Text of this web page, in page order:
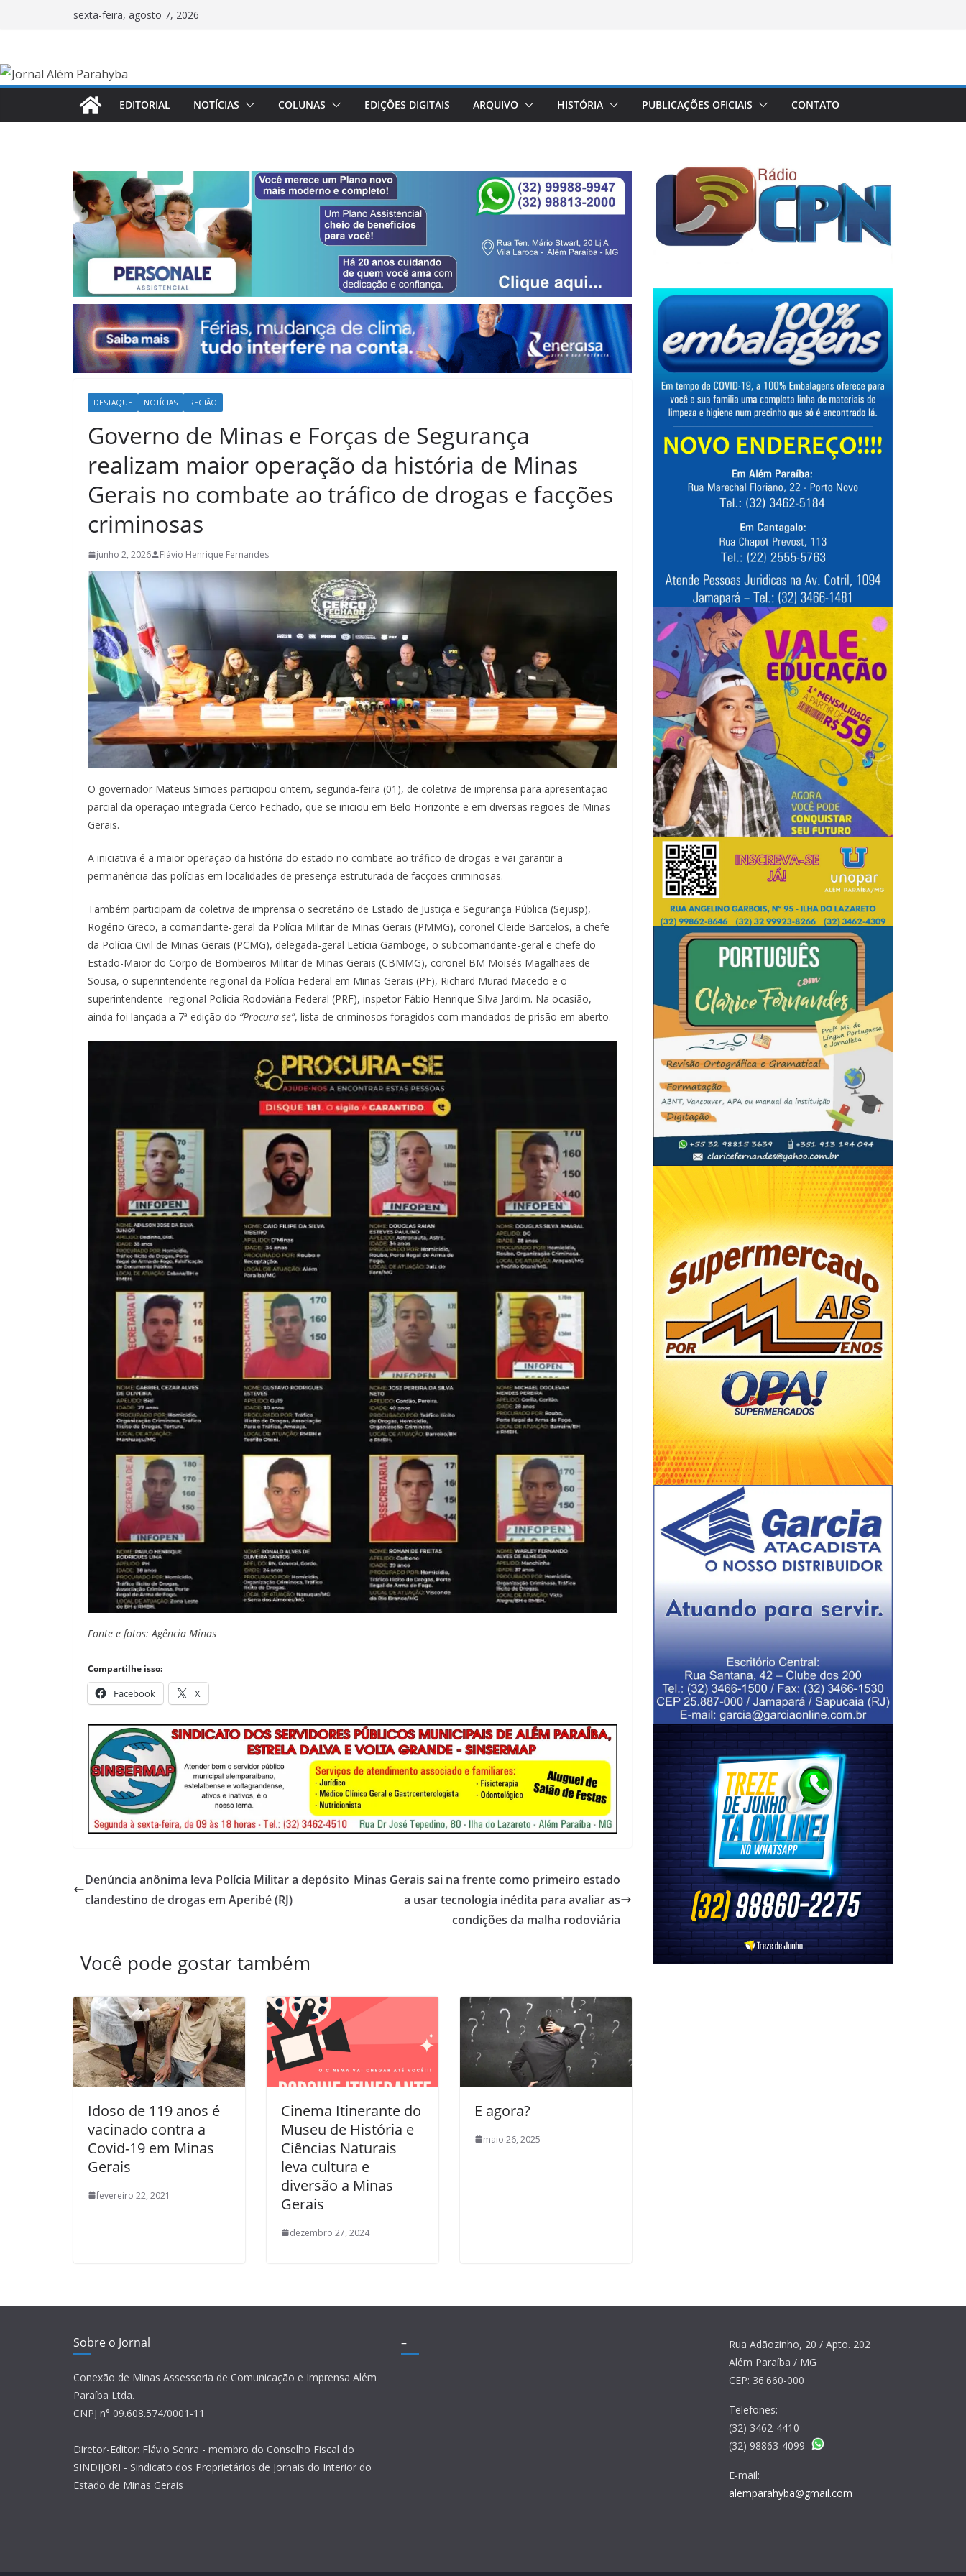
conteúdo
sexta-feira, agosto 7, 2026
EDITORIAL NOTÍCIAS COLUNAS EDIÇÕES DIGITAIS ARQUIVO HISTÓRIA PUBLICAÇÕES OFICIAIS CONTATO
DESTAQUE NOTÍCIAS REGIÃO
Governo de Minas e Forças de Segurança
realizam maior operação da história de Minas
Gerais no combate ao tráfico de drogas e facções
criminosas
junho 2, 2026 Flávio Henrique Fernandes
O governador Mateus Simões participou ontem, segunda-feira (01), de coletiva de imprensa para apresentação
parcial da operação integrada Cerco Fechado, que se iniciou em Belo Horizonte e em diversas regiões de Minas
Gerais.
A iniciativa é a maior operação da história do estado no combate ao tráfico de drogas e vai garantir a
permanência das polícias em localidades de presença estruturada de facções criminosas.
Também participam da coletiva de imprensa o secretário de Estado de Justiça e Segurança Pública (Sejusp),
Rogério Greco, a comandante-geral da Polícia Militar de Minas Gerais (PMMG), coronel Cleide Barcelos, a chefe
da Polícia Civil de Minas Gerais (PCMG), delegada-geral Letícia Gamboge, o subcomandante-geral e chefe do
Estado-Maior do Corpo de Bombeiros Militar de Minas Gerais (CBMMG), coronel BM Moisés Magalhães de
Sousa, o superintendente regional da Polícia Federal em Minas Gerais (PF), Richard Murad Macedo e o
superintendente regional Polícia Rodoviária Federal (PRF), inspetor Fábio Henrique Silva Jardim. Na ocasião,
ainda foi lançada a 7ª edição do “Procura-se”, lista de criminosos foragidos com mandados de prisão em aberto.
Fonte e fotos: Agência Minas
Compartilhe isso:
Facebook X
Denúncia anônima leva Polícia Militar a depósito
clandestino de drogas em Aperibé (RJ)
Minas Gerais sai na frente como primeiro estado
a usar tecnologia inédita para avaliar as
condições da malha rodoviária
Você pode gostar também
Idoso de 119 anos é
vacinado contra a
Covid-19 em Minas
Gerais
fevereiro 22, 2021
Cinema Itinerante do
Museu de História e
Ciências Naturais
leva cultura e
diversão a Minas
Gerais
dezembro 27, 2024
E agora?
maio 26, 2025
Sobre o Jornal
Conexão de Minas Assessoria de Comunicação e Imprensa Além
Paraíba Ltda.
CNPJ n° 09.608.574/0001-11
Diretor-Editor: Flávio Senra - membro do Conselho Fiscal do
SINDIJORI - Sindicato dos Proprietários de Jornais do Interior do
Estado de Minas Gerais
–
Rua Adãozinho, 20 / Apto. 202
Além Paraíba / MG
CEP: 36.660-000
Telefones:
(32) 3462-4410
(32) 98863-4099
E-mail:
alemparahyba@gmail.com